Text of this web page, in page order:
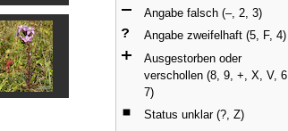
Angabe falsch (–, 2, 3)
Angabe zweifelhaft (5, F, 4)
Ausgestorben oder
verschollen (8, 9, +, X, V, 6,
7)
Status unklar (?, Z)